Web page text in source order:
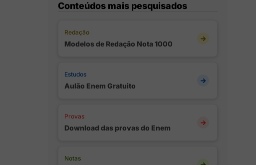
Conteúdos mais pesquisados
Redação
Modelos de Redação Nota 1000
Estudos
Aulão Enem Gratuito
Provas
Download das provas do Enem
Notas